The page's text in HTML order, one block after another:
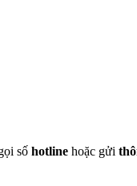
số hotline hoặc gửi